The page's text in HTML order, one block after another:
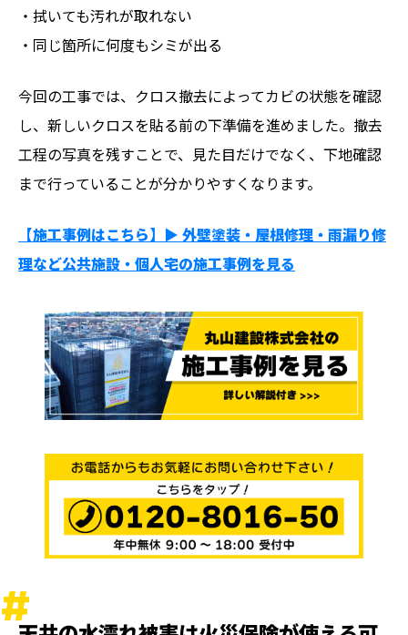
・拭いても汚れが取れない
・同じ箇所に何度もシミが出る
今回の工事では、クロス撤去によってカビの状態を確認
し、新しいクロスを貼る前の下準備を進めました。撤去
工程の写真を残すことで、見た目だけでなく、下地確認
まで行っていることが分かりやすくなります。
【施工事例はこちら】▶︎ 外壁塗装・屋根修理・雨漏り修
理など公共施設・個人宅の施工事例を見る